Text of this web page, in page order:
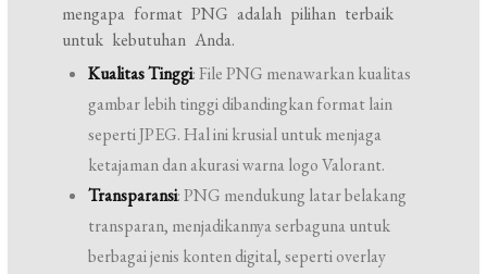
mengapa format PNG adalah pilihan terbaik
untuk kebutuhan Anda.
Kualitas Tinggi: File PNG menawarkan kualitas
gambar lebih tinggi dibandingkan format lain
seperti JPEG. Hal ini krusial untuk menjaga
ketajaman dan akurasi warna logo Valorant.
Transparansi: PNG mendukung latar belakang
transparan, menjadikannya serbaguna untuk
berbagai jenis konten digital, seperti overlay